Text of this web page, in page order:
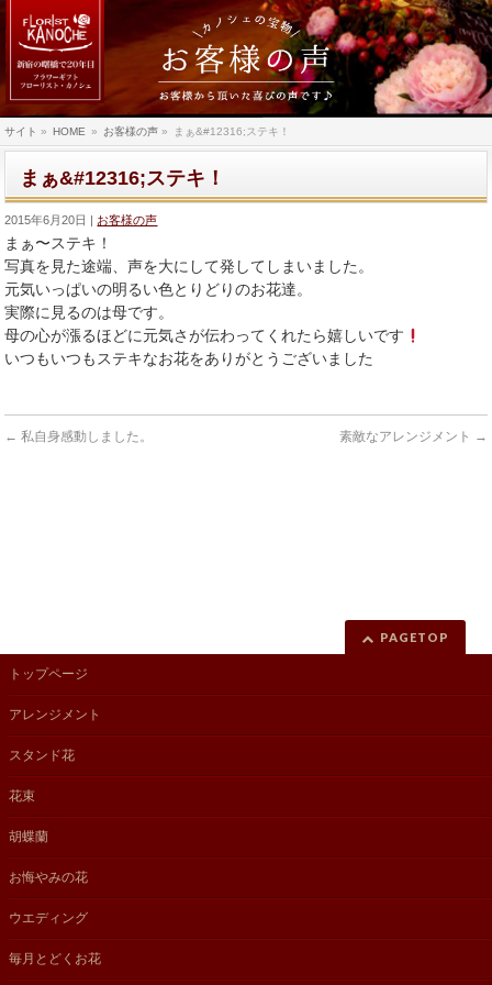
サイト » HOME » お客様の声 » まぁ&#12316;ステキ！
まぁ&#12316;ステキ！
2015年6月20日 お客様の声
まぁ〜ステキ！
写真を見た途端、声を大にして発してしまいました。
元気いっぱいの明るい色とりどりのお花達。
実際に見るのは母です。
母の心が漲るほどに元気さが伝わってくれたら嬉しいです
いつもいつもステキなお花をありがとうございました
← 私自身感動しました。 素敵なアレンジメント →
PAGETOP
トップページ
アレンジメント
スタンド花
花束
胡蝶蘭
お悔やみの花
ウエディング
毎月とどくお花